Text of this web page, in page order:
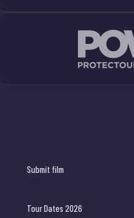
Submit film
Tour Dates 2026